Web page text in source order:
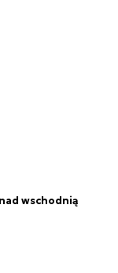
wschodnią